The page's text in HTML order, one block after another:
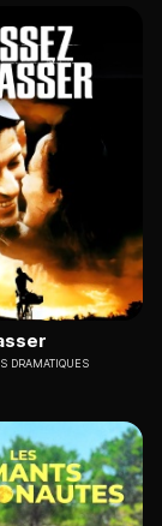
DRAMATIQUES